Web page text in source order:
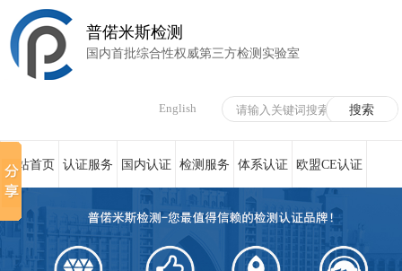
普偌米斯检测
国内首批综合性权威第三方检测实验室
English
网站首页 认证服务 国内认证 检测服务 体系认证 欧盟CE认证
荣誉资质 在线服务 新闻资讯 关于我们